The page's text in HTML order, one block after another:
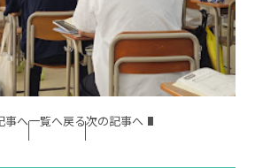
事へ一覧へ戻る次の記事へ